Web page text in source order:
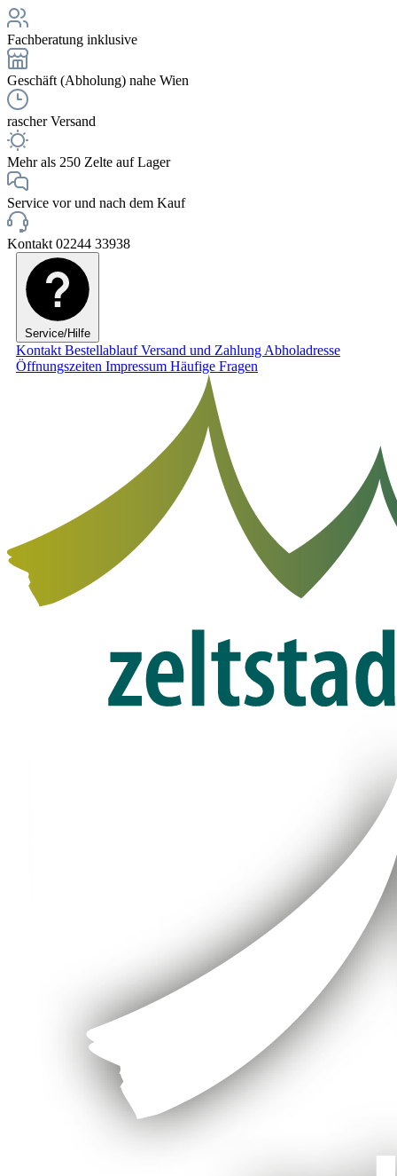
Fachberatung inklusive
Geschäft (Abholung) nahe Wien
rascher Versand
Mehr als 250 Zelte auf Lager
Service vor und nach dem Kauf
Kontakt 02244 33938
Service/Hilfe
Kontakt BestellablaufVersand und Zahlung Abholadresse
Öffnungszeiten Impressum Häufige Fragen